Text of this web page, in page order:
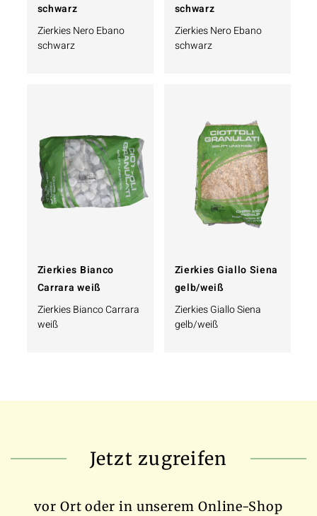
schwarz
Zierkies Nero Ebano
schwarz
schwarz
Zierkies Nero Ebano
schwarz
Zierkies Bianco
Carrara weiß
Zierkies Bianco Carrara
weiß
Zierkies Giallo Siena
gelb/weiß
Zierkies Giallo Siena
gelb/weiß
Jetzt zugreifen
vor Ort oder in unserem Online-Shop